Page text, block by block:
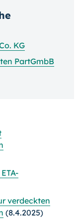
KG
PartGmbB
verdeckten
(8.4.2025)